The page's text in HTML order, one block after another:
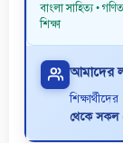
বাংলা সাহিত্য •
শিক্ষা
আমাদের
থেকে সকল